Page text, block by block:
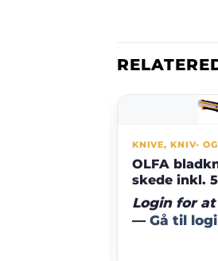
KNIVE, KNIV-
OLFA
skede inkl.
Login for
— Gå til